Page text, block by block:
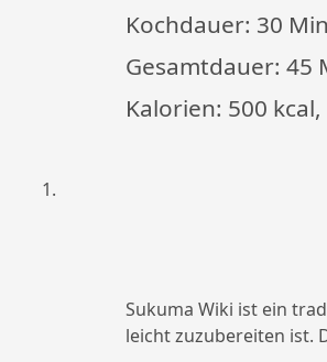
Kochdauer: 30
Gesamtdauer: 45
Kalorien: 500
Sukuma Wiki ist ein
leicht zuzubereiten ist.